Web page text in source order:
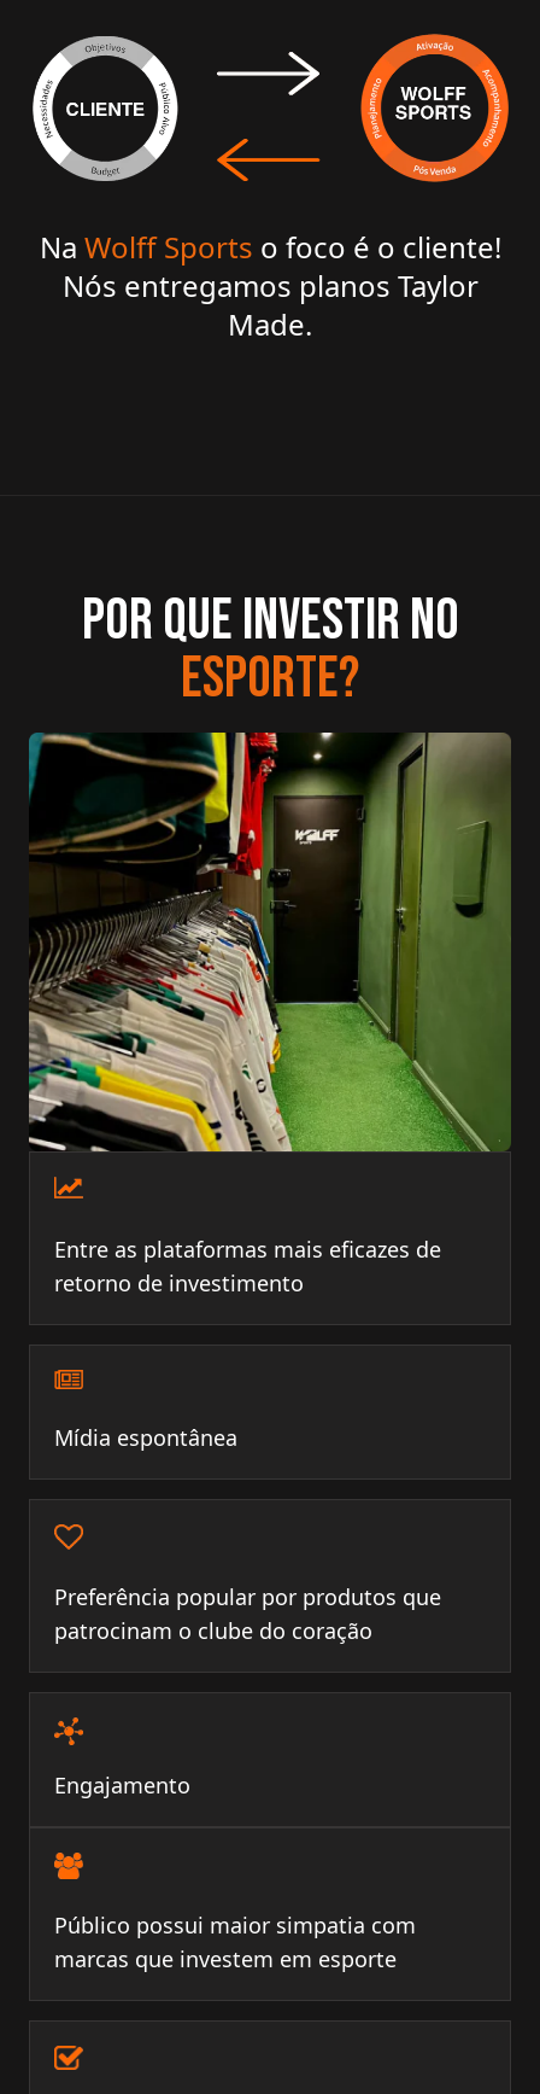
Na Wolff Sports o foco é o cliente!
Nós entregamos planos Taylor
Made.
Público possui maior simpatia com
marcas que investem em esporte
Por que investir no
esporte?
Entre as plataformas mais eficazes de
retorno de investimento
Mídia espontânea
Preferência popular por produtos que
patrocinam o clube do coração
Engajamento